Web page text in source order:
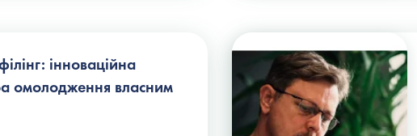
інноваційна
омолодження власним